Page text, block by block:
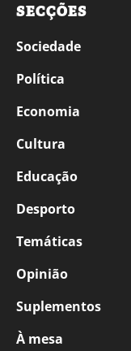
SECÇÕES
Sociedade
Política
Economia
Cultura
Educação
Desporto
Temáticas
Opinião
Suplementos
À mesa